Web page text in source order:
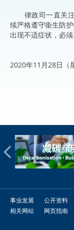
律政司一直关注
续严格遵守衞生防
出现不适症状，必须
2020年11月28日（
事业发展 公开资料
相关网站
网页指南